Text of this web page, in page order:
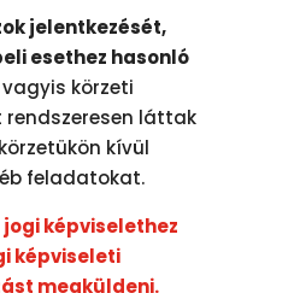
jelentkezését,
esethez hasonló
vagyis körzeti
láttak
kívül
feladatokat.
képviselethez
képviseleti
megküldeni.